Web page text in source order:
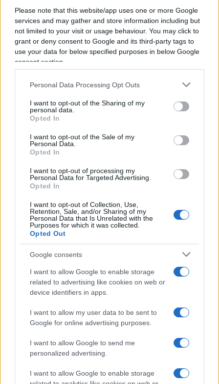
Please note that this website/app uses one or more Google
services and may gather and store information including but
not limited to your visit or usage behaviour. You may click to
grant or deny consent to Google and its third-party tags to
use your data for below specified purposes in below Google
consent section.
Personal Data Processing Opt Outs
I want to opt-out of the Sharing of my
personal data.
Opted In
I want to opt-out of the Sale of my
Personal Data.
Opted In
I want to opt-out of processing my
Personal Data for Targeted Advertising.
Opted In
I want to opt-out of Collection, Use,
Retention, Sale, and/or Sharing of my
Personal Data that Is Unrelated with the
Purposes for which it was collected.
Opted Out
Google consents
I want to allow Google to enable storage
related to advertising like cookies on web or
device identifiers in apps.
I want to allow my user data to be sent to
Google for online advertising purposes.
I want to allow Google to send me
personalized advertising.
I want to allow Google to enable storage
del personale, non affrontano alla radice il grave
problema. L’approccio punitivo, che vede il
carcere come la soluzione principale per la
gestione della criminalità, continua a prevalere, a
scapito di soluzioni alternative come le
carcerarieper reati minori, i programmi di
riabilitazione e il rafforzamento delle misure di
prevenzione. E soprattutto evitare la carcerazione
preventiva per (presunti) reati di natura fiscale o
comunque di lieve entità.
C’è da dire che la lentezza burocratica e la
mancanza di fondi aggravano ulteriormente la
quelli appena licenziati dalla recente legge sul
sovraffollamento carcerario, sono un
timido
strumento seppur utile
Per affrontare in modo efficace la crisi del
sovraffollamento e dei suicidi nelle carceri
paradigma. È necessario passare da un modello
incentrato sui diritti umani e sulla dignità delle
persone.